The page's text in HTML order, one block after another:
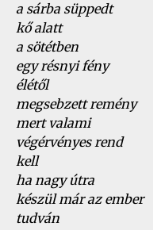
a sárba süppedt
kő alatt
a sötétben
egy résnyi fény
élétől
megsebzett remény
mert valami
végérvényes rend
kell
ha nagy útra
készül már az ember
tudván